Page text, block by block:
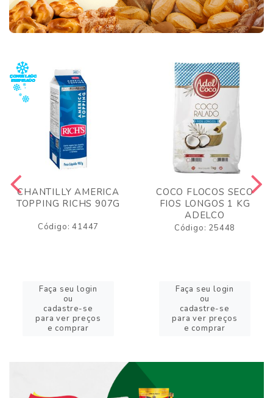
CHANTILLY AMERICA
TOPPING RICHS 907G
Código: 41447
Faça seu login
ou
cadastre-se
para ver preços
e comprar
COCO FLOCOS SECO
FIOS LONGOS 1 KG
ADELCO
Código: 25448
Faça seu login
ou
cadastre-se
para ver preços
e comprar